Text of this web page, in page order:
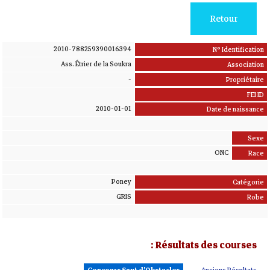
Retour
N° Identification
2010-788259390016394
Association
Ass. Étrier de la Soukra
Propriétaire
-
FEI ID
Date de naissance
2010-01-01
Sexe
Race
ONC
Catégorie
Poney
Robe
GRIS
Résultats des courses :